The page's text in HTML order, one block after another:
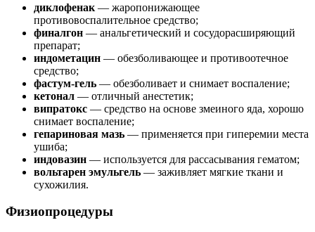
диклофенак — жаропонижающее
противовоспалительное средство;
финалгон — анальгетический и сосудорасширяющий
препарат;
индометацин — обезболивающее и противоотечное
средство;
фастум-гель — обезболивает и снимает воспаление;
кетонал — отличный анестетик;
випратокс — средство на основе змеиного яда, хорошо
снимает воспаление;
гепариновая мазь — применяется при гиперемии места
ушиба;
индовазин — используется для рассасывания гематом;
вольтарен эмульгель — заживляет мягкие ткани и
сухожилия.
Физиопроцедуры